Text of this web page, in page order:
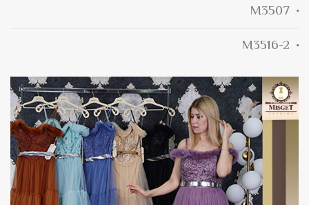
M3507
M3516-2